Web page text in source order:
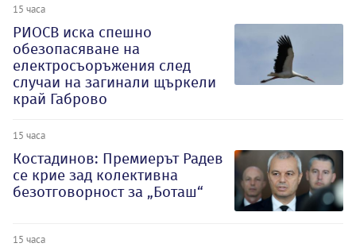
15 часа
РИОСВ иска спешно
обезопасяване на
електросъоръжения след
случаи на загинали щъркели
край Габрово
15 часа
Костадинов: Премиерът Радев
се крие зад колективна
безотговорност за „Боташ“
15 часа